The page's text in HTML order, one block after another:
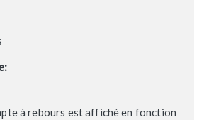
à rebours est affiché en fonction